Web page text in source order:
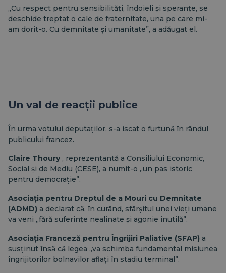
„Cu respect pentru sensibilități, îndoieli și speranțe, se
deschide treptat o cale de fraternitate, una pe care mi-
am dorit-o. Cu demnitate și umanitate”, a adăugat el.
Un val de reacții publice
În urma votului deputaților, s-a iscat o furtună în rândul
publicului francez.
Claire Thoury, reprezentantă a Consiliului Economic,
Social și de Mediu (CESE), a numit-o „un pas istoric
pentru democrație”.
Asociația pentru Dreptul de a Mouri cu Demnitate
(ADMD) a declarat că, în curând, sfârșitul unei vieți umane
va veni „fără suferințe nealinate și agonie inutilă”.
Asociația Franceză pentru Îngrijiri Paliative (SFAP) a
susținut însă că legea „va schimba fundamental misiunea
îngrijitorilor bolnavilor aflați în stadiu terminal”.